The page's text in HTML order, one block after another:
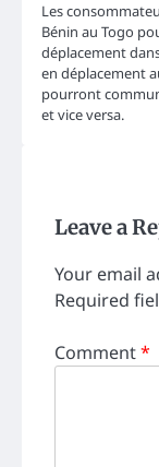
Les
Bénin au Togo
déplacement
en déplacement
pourront
et vice versa.
Leave a
Your email
Required
Comment*